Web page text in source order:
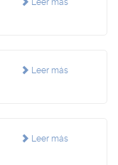
Leer más
Leer más
Leer más